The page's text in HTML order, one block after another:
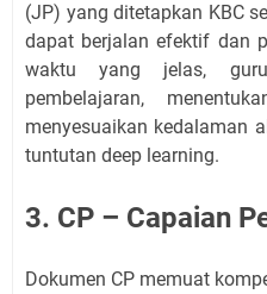
(JP) yang ditetapkan KBC
dapat berjalan efektif dan
waktu yang jelas,
pembelajaran,
menyesuaikan kedalaman
tuntutan deep learning.
3. CP – Capaian
Dokumen CP memuat